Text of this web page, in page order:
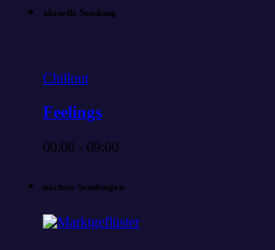
aktuelle Sendung
Chillout
Feelings
00:00 - 09:00
nächste Sendungen